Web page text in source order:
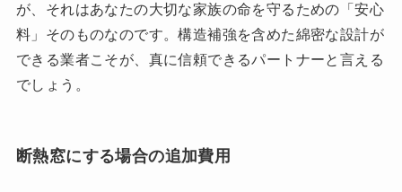
が、それはあなたの大切な家族の命を守るための「安心
料」そのものなのです。構造補強を含めた綿密な設計が
できる業者こそが、真に信頼できるパートナーと言える
でしょう。
断熱窓にする場合の追加費用